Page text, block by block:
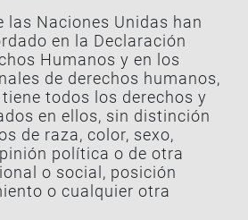
las Naciones Unidas han
en la Declaración
Humanos y en los
de derechos humanos,
todos los derechos y
en ellos, sin distinción
de raza, color, sexo,
política o de otra
o social, posición
o cualquier otra